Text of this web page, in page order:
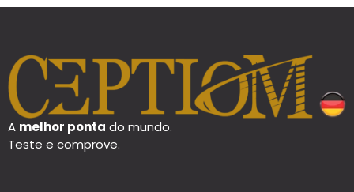
A melhor ponta do mundo.
Teste e comprove.